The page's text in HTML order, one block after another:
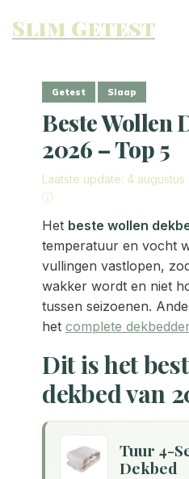
Slim Getest
Getest Slaap
Beste Wollen
2026 – Top 5
Laatste update: 4 augustus
ⓘ
Het beste wollen
temperatuur en vocht
vullingen vastlopen,
wakker wordt en niet
tussen seizoenen.
het complete
Dit is het
dekbed van
Tuur 4-
Dekbed